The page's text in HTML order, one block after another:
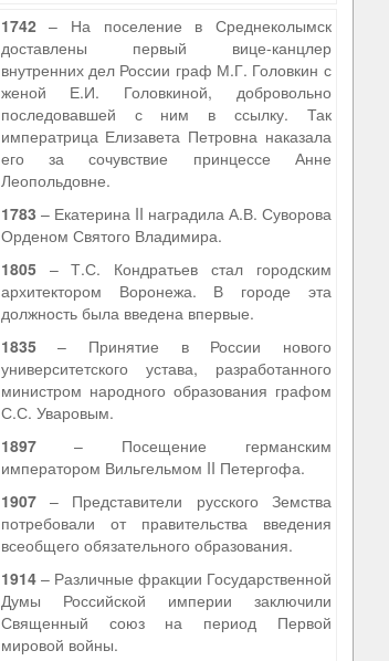
1742– На поселение в Среднеколымск
доставлены первый вице-канцлер
внутренних дел России граф М.Г. Головкин с
женой Е.И. Головкиной, добровольно
последовавшей с ним в ссылку. Так
императрица Елизавета Петровна наказала
его за сочувствие принцессе Анне
Леопольдовне.
1783 – Екатерина II наградила А.В. Суворова
Орденом Святого Владимира.
1805– Т.С. Кондратьев стал городским
архитектором Воронежа. В городе эта
должность была введена впервые.
1835– Принятие в России нового
университетского устава, разработанного
министром народного образования графом
С.С. Уваровым.
1897– Посещение германским
императором Вильгельмом II Петергофа.
1907– Представители русского Земства
потребовали от правительства введения
всеобщего обязательного образования.
1914– Различные фракции Государственной
Думы Российской империи заключили
Священный союз на период Первой
мировой войны.